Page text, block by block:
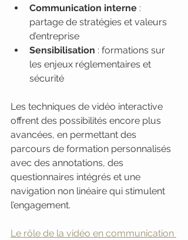
Communication interne :
partage de stratégies et valeurs
d’entreprise
Sensibilisation : formations sur
les enjeux réglementaires et
sécurité
Les techniques de vidéo interactive
offrent des possibilités encore plus
avancées, en permettant des
parcours de formation personnalisés
avec des annotations, des
questionnaires intégrés et une
navigation non linéaire qui stimulent
l’engagement.
Le rôle de la vidéo en communication